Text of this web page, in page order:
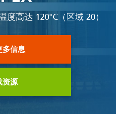
高达 120°C（区域 20）
多信息
资源